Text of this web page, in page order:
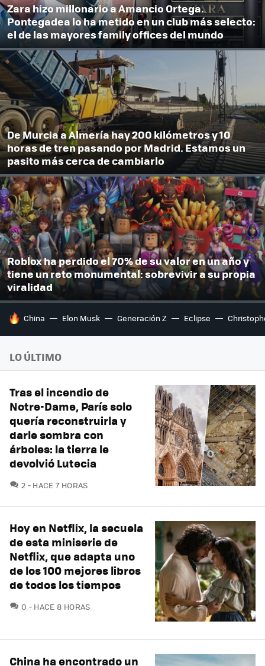
Zara hizo millonario a Amancio Ortega.
Pontegadea lo ha metido en un club más selecto:
el de las mayores family offices del mundo
De Murcia a Almería hay 200 kilómetros y 10
horas de tren pasando por Madrid. Estamos un
pasito más cerca de cambiarlo
Roblox ha perdido el 70% de su valor en un año y
tiene un reto monumental: sobrevivir a su propia
viralidad
HOY SE HABLA DE
China Elon Musk Generación Z Eclipse
LO ÚLTIMO
Tras el incendio de
Notre-Dame, París solo
quería reconstruirla y
darle sombra con
árboles: la tierra le
devolvió Lutecia
2 COMENTARIOS
HACE 7 HORAS
Hoy en Netflix, la secuela
de esta miniserie de
Netflix, que adapta uno
de los 100 mejores libros
de todos los tiempos
0 COMENTARIOS
HACE 8 HORAS
China ha encontrado un